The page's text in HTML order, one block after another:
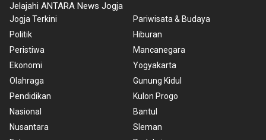
Jelajahi ANTARA News Jogja
Jogja Terkini
Politik
Peristiwa
Ekonomi
Olahraga
Pendidikan
Nasional
Nusantara
Pariwisata & Budaya
Hiburan
Mancanegara
Yogyakarta
Gunung Kidul
Kulon Progo
Bantul
Sleman